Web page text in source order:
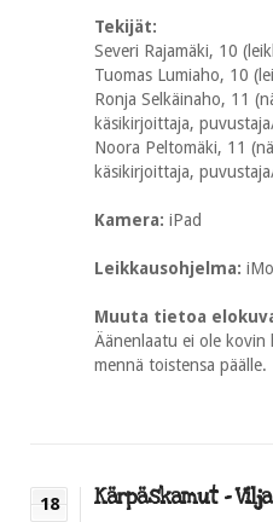
Tekijät:
Severi Rajamäki, 10
Tuomas Lumiaho, 10
Ronja Selkäinaho, 11
käsikirjoittaja,
Noora Peltomäki, 11
käsikirjoittaja,
Kamera: iPad
Leikkausohjelma:
Muuta tietoa
Äänenlaatu ei ole
mennä toistensa päälle.
18 Kärpäskamut – Vilja